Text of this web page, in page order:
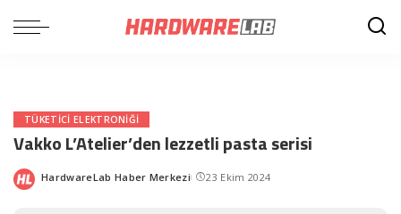
TÜKETICI ELEKTRONIĞI
Vakko L’Atelier’den lezzetli pasta serisi
Posted
HardwareLab Haber Merkezi 23 Ekim 2024